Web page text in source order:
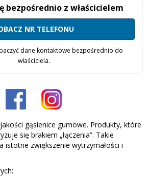
bezpośrednio z właścicielem
NR TELEFONU
dane kontaktowe bezpośrednio do
właściciela.
gąsienice gumowe. Produkty, które
się brakiem „łączenia”. Takie
istotne zwiększenie wytrzymałości i